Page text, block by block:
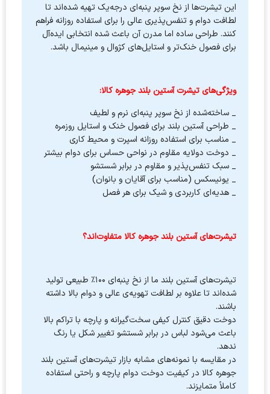
این تیشرت‌ها از نخ سوپر پنبه‌ای درجه‌یک تهیه شده‌اند تا
لطافت دوام و تنفس‌پذیری عالی را برای استفاده روزانه فراهم
کنند. طراحی ساده اما مدرن آن باعث شده انتخابی ایده‌آل
برای فصول خنک‌تر و استایل‌های کژوال و مینیمال باشد.
ویژگی‌های تیشرت آستین بلند جوهره کالا:
_ ساخته‌شده از نخ سوپر پنبه‌ای نرم و لطیف
_ طراحی آستین بلند برای فصول خنک و استایل روزمره
_ مناسب برای استفاده روزانه اسپرت و محیط کاری
_ دوخت دولایه مقاوم در نواحی حساس برای دوام بیشتر
_ سبک تنفس‌پذیر و مقاوم در برابر شستشو
_ یونیسکس (مناسب برای آقایان و بانوان)
_ هدیه‌ای کاربردی و شیک برای هر فصل
تیشرت‌های آستین بلند جوهره کالا متفاوت‌اند؟
تیشرت‌های آستین بلند ما از نخ پنبه‌ای ۱۰۰٪ طبیعی تولید
شده‌اند تا علاوه بر لطافت تهویه‌ی عالی و دوام بالا داشته
باشند.
دوخت دقیق کنترل کیفی سخت‌گیرانه و پارچه با تراکم بالا
باعث می‌شود لباس در برابر شستشو تغییر شکل یا رنگ
ندهد.
در مقایسه با نمونه‌های مشابه بازار تیشرت‌های آستین بلند
جوهره کالا در کیفیت دوخت دوام پارچه و راحتی استفاده
کاملاً متمایزند.